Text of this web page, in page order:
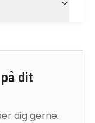
dit
dig gerne.